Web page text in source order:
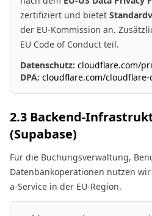
zertifiziert und bietet
der EU-Kommission an.
EU Code of Conduct teil.
Datenschutz: cloudflare.com/
DPA: cloudflare.com/
2.3 Backend-
(Supabase)
Für die Buchungsverwaltung,
Datenbankoperationen nutzen wir
a-Service in der EU-Region.